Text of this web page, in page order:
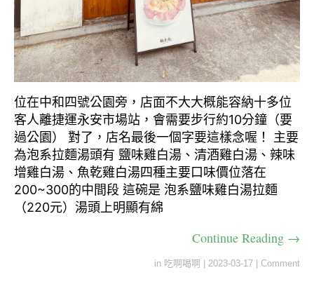
位在中和四號公園旁，店面不大大概能容納十多位
客人離捷運永安市場站，會需要步行約10分鐘（要
過公園） 對了，店名最後一個字要這樣念喔！ 主要
為泡系拉麵湯頭有 鹽味雞白湯、清酒雞白湯、辣味
增雞白湯、魚乾雞白湯四種主要口味價位落在
200~300的中間段 這碗是 泡系鹽味雞白湯拉麵
（220元）湯頭上明顯有綿
Continue Reading →
in 吃啊喝啊 2023-03-17 Comment